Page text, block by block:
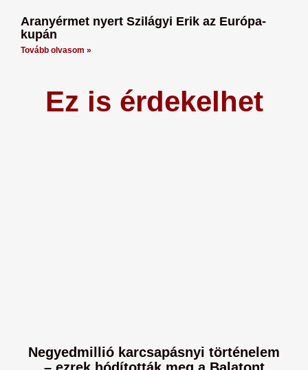
Aranyérmet nyert Szilágyi Erik az Európa-
kupán
Tovább olvasom »
Ez is érdekelhet
Negyedmillió karcsapásnyi történelem